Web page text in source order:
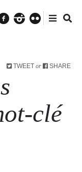
TWEET or SHARE
clé